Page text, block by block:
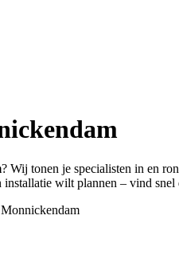
? Wij tonen je specialisten in en
wilt plannen – vind snel
Monnickendam